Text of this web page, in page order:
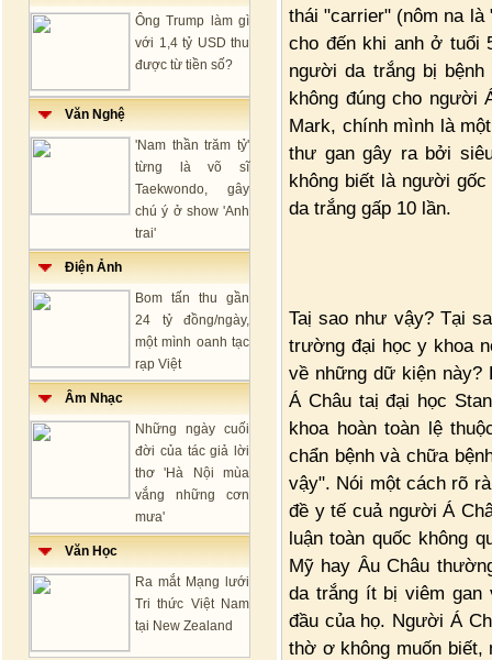
Ông Trump làm gì
với 1,4 tỷ USD thu
được từ tiền số?
Văn Nghệ
'Nam thần trăm tỷ'
từng là võ sĩ
Taekwondo, gây
chú ý ở show 'Anh
trai'
Điện Ảnh
Bom tấn thu gần
24 tỷ đồng/ngày,
một mình oanh tạc
rạp Việt
Âm Nhạc
Những ngày cuối
đời của tác giả lời
thơ 'Hà Nội mùa
vắng những cơn
mưa'
Văn Học
Ra mắt Mạng lưới
Tri thức Việt Nam
tại New Zealand
thái "carrier" (nôm na là
cho đến khi anh ở tuổi
người da trắng bị
không đúng cho người
Mark, chính mình là
thư gan gây ra bởi
không biết là người
da trắng gấp 10 lần.
Taị sao như vậy? Tại
trường đại học y khoa
về những dữ kiện này?
Á Châu taị đại học
khoa hoàn toàn lệ
chẩn bệnh và chữa
vậy". Nói một cách rõ
đề y tế cuả người Á
luận toàn quốc không
Mỹ hay Âu Châu
da trắng ít bị viêm gan
đầu của họ. Người Á
thờ ơ không muốn biết,